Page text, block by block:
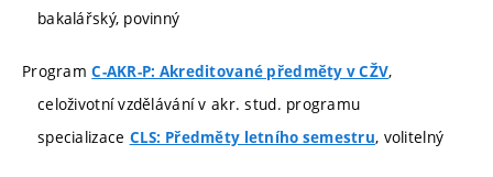
bakalářský, povinný
ProgramC-AKR-P: Akreditované předměty v CŽV,
celoživotní vzdělávání v akr. stud. programu
specializace CLS: Předměty letního semestru, volitelný